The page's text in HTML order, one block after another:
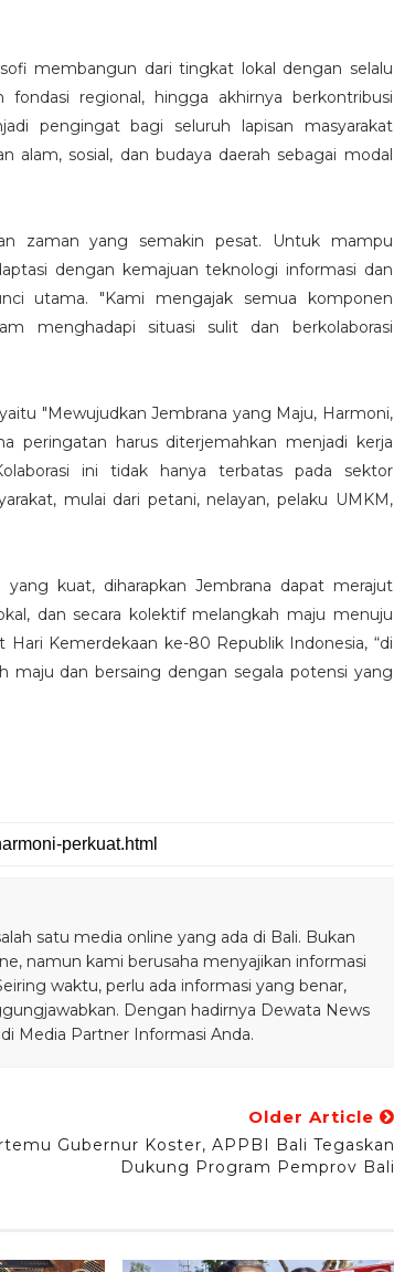
membangun dari tingkat lokal dengan selalu
regional, hingga akhirnya berkontribusi
pengingat bagi seluruh lapisan masyarakat
alam, sosial, dan budaya daerah sebagai modal
zaman yang semakin pesat. Untuk mampu
dengan kemajuan teknologi informasi dan
utama. "Kami mengajak semua komponen
menghadapi situasi sulit dan berkolaborasi
"Mewujudkan Jembrana yang Maju, Harmoni,
peringatan harus diterjemahkan menjadi kerja
ini tidak hanya terbatas pada sektor
mulai dari petani, nelayan, pelaku UMKM,
kuat, diharapkan Jembrana dapat merajut
dan secara kolektif melangkah maju menuju
Kemerdekaan ke-80 Republik Indonesia, “di
maju dan bersaing dengan segala potensi yang
satu media online yang ada di Bali. Bukan
namun kami berusaha menyajikan informasi
waktu, perlu ada informasi yang benar,
Dengan hadirnya Dewata News
Media Partner Informasi Anda.
Older Article
Gubernur Koster, APPBI Bali Tegaskan
Dukung Program Pemprov Bali